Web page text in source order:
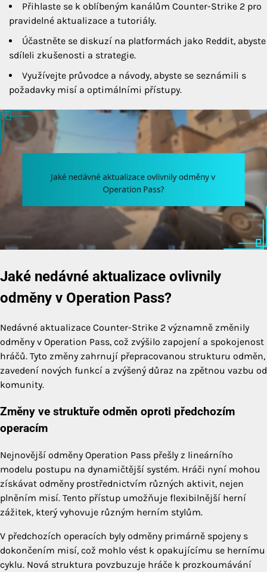
Přihlaste se k oblíbeným kanálům Counter-Strike 2 pro
pravidelné aktualizace a tutoriály.
Účastněte se diskuzí na platformách jako Reddit, abyste
sdíleli zkušenosti a strategie.
Využívejte průvodce a návody, abyste se seznámili s
požadavky misí a optimálními přístupy.
Jaké nedávné aktualizace ovlivnily
odměny v Operation Pass?
Nedávné aktualizace Counter-Strike 2 významně změnily
odměny v Operation Pass, což zvýšilo zapojení a spokojenost
hráčů. Tyto změny zahrnují přepracovanou strukturu odměn,
zavedení nových funkcí a zvýšený důraz na zpětnou vazbu od
komunity.
Změny ve struktuře odměn oproti předchozím
operacím
Nejnovější odměny Operation Pass přešly z lineárního
modelu postupu na dynamičtější systém. Hráči nyní mohou
získávat odměny prostřednictvím různých aktivit, nejen
plněním misí. Tento přístup umožňuje flexibilnější herní
zážitek, který vyhovuje různým herním stylům.
V předchozích operacích byly odměny primárně spojeny s
dokončením misí, což mohlo vést k opakujícímu se hernímu
cyklu. Nová struktura povzbuzuje hráče k prozkoumávání